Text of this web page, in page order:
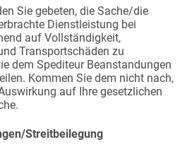
Sie gebeten, die Sache/die
Dienstleistung bei
auf Vollständigkeit,
Transportschäden zu
dem Spediteur Beanstandungen
Kommen Sie dem nicht nach,
auf Ihre gesetzlichen
Streitbeilegung